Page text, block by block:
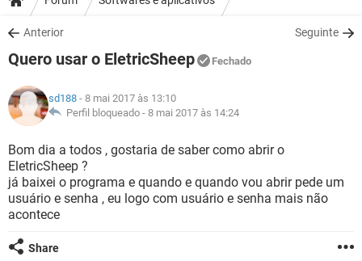
CELULAR FACEBOOK
OUTLOOK
INSTAGRAM GMAIL
GUIA DE COMPRAS
JOGOS WHATSAPP
INSTAGRAM
GUIA DE COMPRAS
DOWNLOADS
JOGOS WHATSAPP
CELULAR
OUTLOOK EXCEL
INSTAGRAM GMAIL
GUIA DE COMPRAS
FÓRUM
JOGOS
CELULAR
OUTLOOK EXCEL
INSTAGRAM GMAIL
GUIA DE COMPRAS
GLOSSÁRIO
JOGOS WHATSAPP
CELULAR
OUTLOOK EXCEL
GUIA DE COMPRAS
Anterior Seguinte
Quero usar o EletricSheep Fechado
sd188 - 8 mai 2017 às 13:10
Perfil bloqueado - 8 mai 2017 às 14:24
Bom dia a todos , gostaria de saber como abrir o
EletricSheep ?
já baixei o programa e quando e quando vou abrir pede um
usuário e senha , eu logo com usuário e senha mais não
acontece
Share